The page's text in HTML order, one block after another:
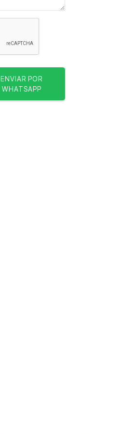
ENVIAR POR
WHATSAPP